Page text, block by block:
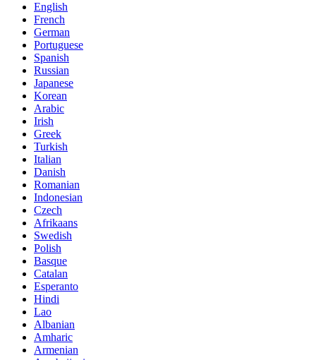
English
French
German
Portuguese
Spanish
Russian
Japanese
Korean
Arabic
Irish
Greek
Turkish
Italian
Danish
Romanian
Indonesian
Czech
Afrikaans
Swedish
Polish
Basque
Catalan
Esperanto
Hindi
Lao
Albanian
Amharic
Armenian